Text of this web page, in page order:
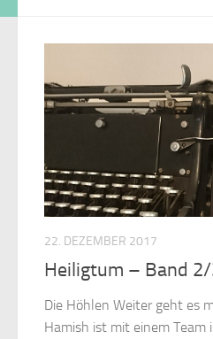
22. DEZEMBER 2017
Heiligtum – Band
Die Höhlen Weiter geht es
Hamish ist mit einem Team